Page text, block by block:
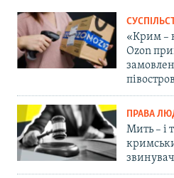
«Крим –
Ozon
ПРАВА
Мить – і